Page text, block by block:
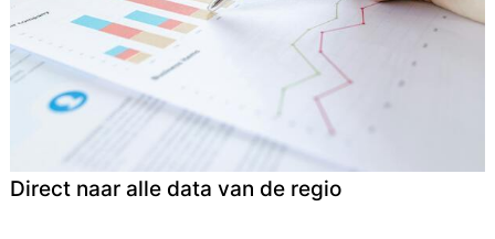
Direct naar alle data van de regio